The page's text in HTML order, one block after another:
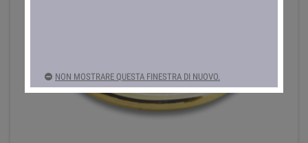
NON MOSTRARE QUESTA FINESTRA DI NUOVO.